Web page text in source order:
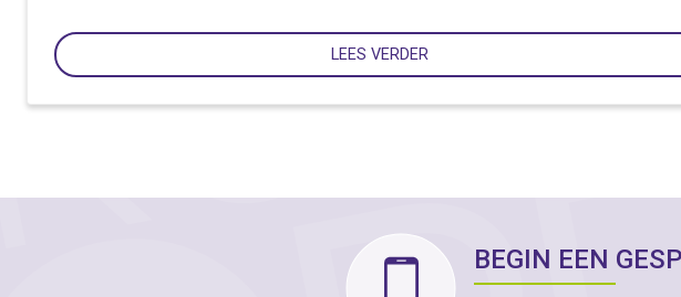
LEES VERDER
BEGIN EEN